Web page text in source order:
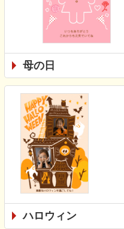
母の日
ハロウィン